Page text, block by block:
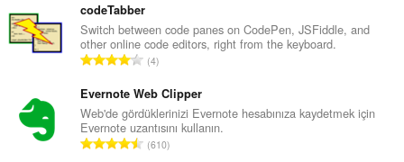
y
s
a
y
ı
s
ı
:
p
l
a
m
y
s
a
y
codeTabber
Switch between code panes on CodePen, JSFiddle, and
other online code editors, right from the keyboard.
T
p
l
a
m
4
Evernote Web Clipper
Web'de gördüklerinizi Evernote hesabınıza kaydetmek için
Evernote uzantısını kullanın.
T610